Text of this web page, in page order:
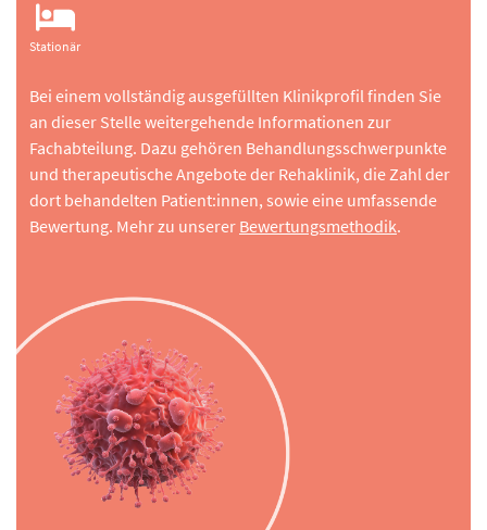
Stationär
Bei einem vollständig ausgefüllten Klinikprofil finden Sie
an dieser Stelle weitergehende Informationen zur
Fachabteilung. Dazu gehören Behandlungsschwerpunkte
und therapeutische Angebote der Rehaklinik, die Zahl der
dort behandelten Patient:innen, sowie eine umfassende
Bewertung. Mehr zu unserer Bewertungsmethodik.